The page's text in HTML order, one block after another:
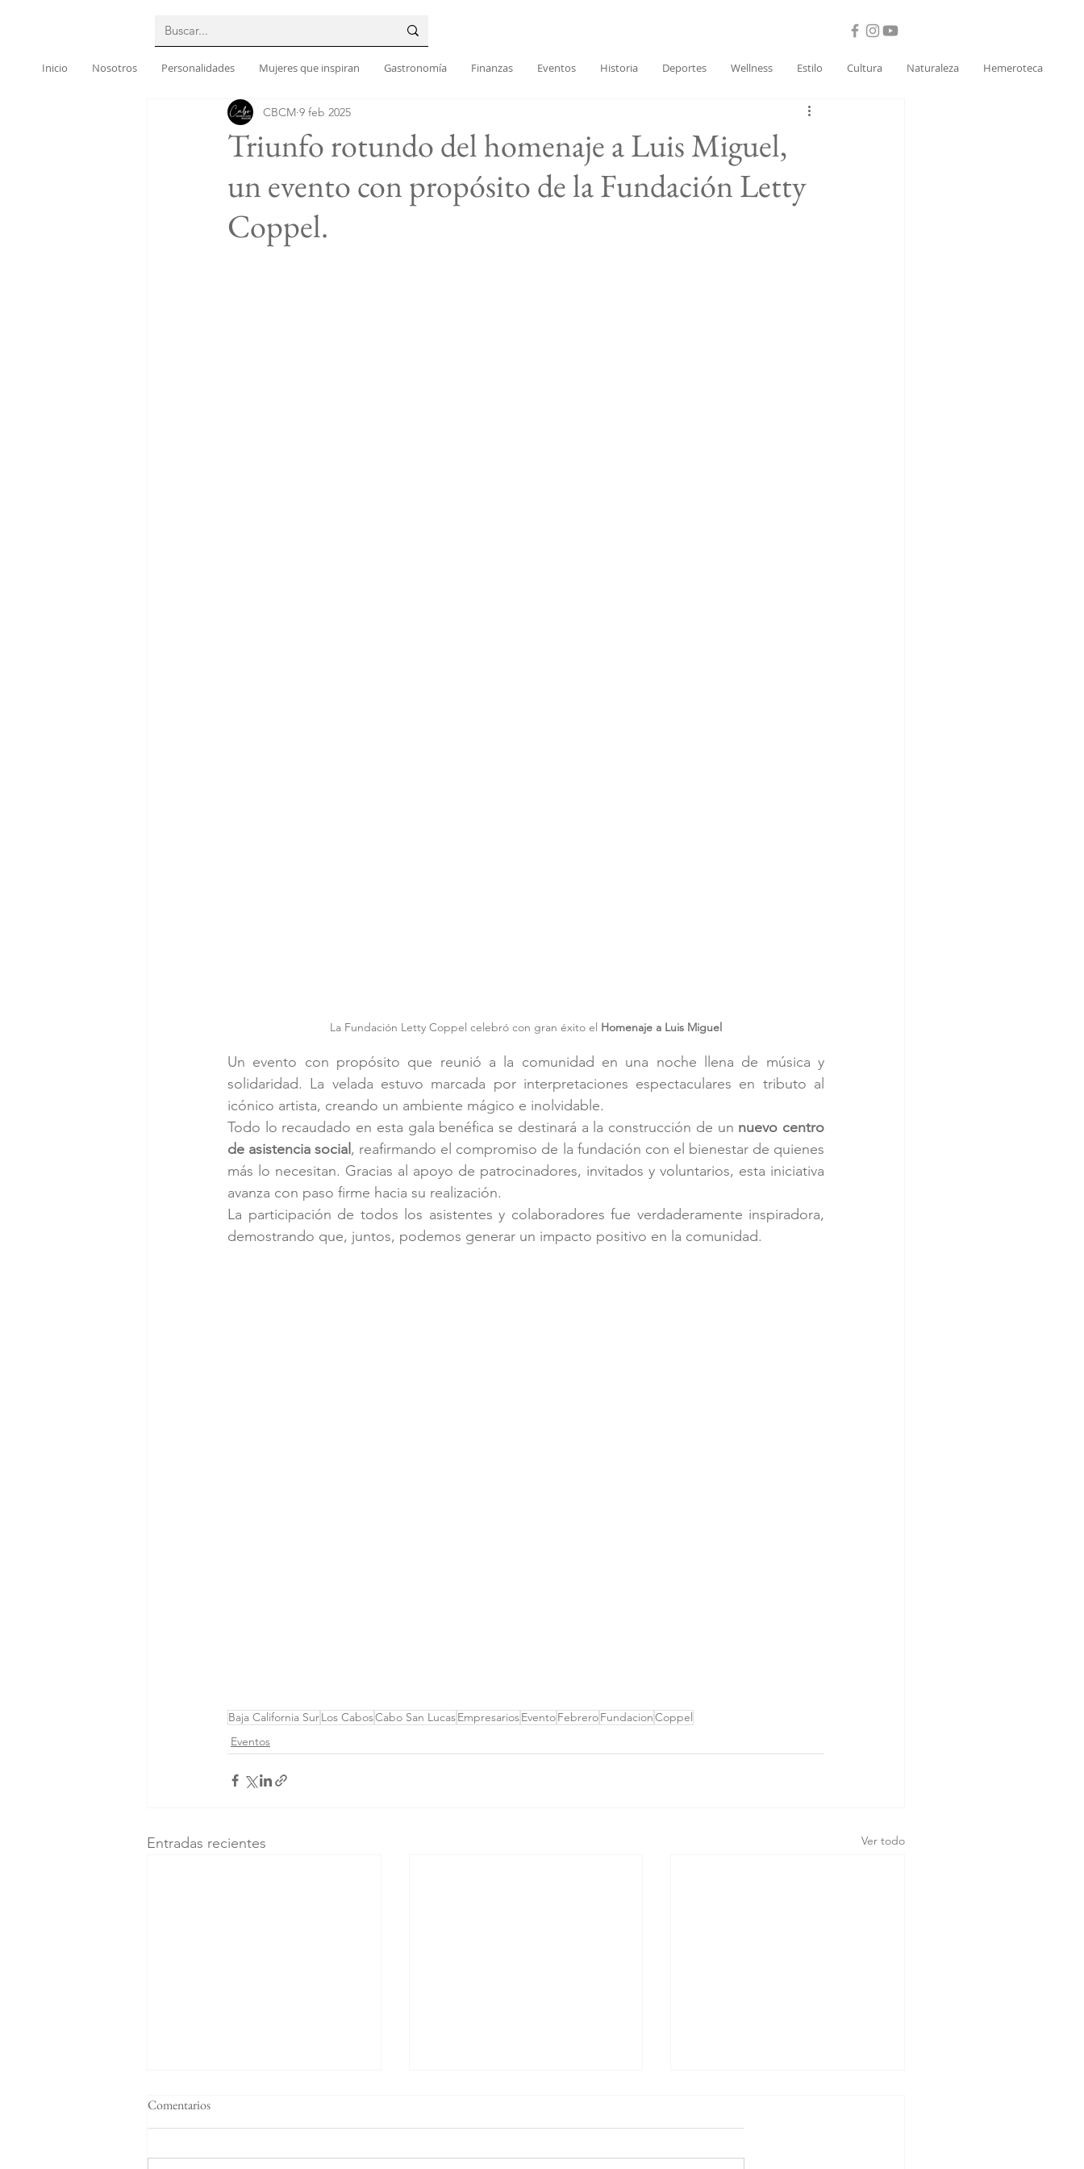
Inicio Nosotros Personalidades Mujeres que inspiran Gastronomía Finanzas Eventos Historia Deportes Wellness Estilo Cultura Naturaleza Hemeroteca
Triunfo rotundo del homenaje a Luis Miguel,
un evento con propósito de la Fundación Letty
Coppel.
CBCM 9 feb 2025
La Fundación Letty Coppel celebró con gran éxito el Homenaje a Luis Miguel
Un evento con propósito que reunió a la comunidad en una noche llena de música y
solidaridad. La velada estuvo marcada por interpretaciones espectaculares en tributo al
icónico artista, creando un ambiente mágico e inolvidable.
Todo lo recaudado en esta gala benéfica se destinará a la construcción de un nuevo centro
de asistencia social , reafirmando el compromiso de la fundación con el bienestar de quienes
más lo necesitan. Gracias al apoyo de patrocinadores, invitados y voluntarios, esta iniciativa
avanza con paso firme hacia su realización.
La participación de todos los asistentes y colaboradores fue verdaderamente inspiradora,
demostrando que, juntos, podemos generar un impacto positivo en la comunidad.
Baja California SurLos CabosCabo San LucasEmpresariosEventoFebreroFundacionCoppel
Eventos
Entradas recientes Ver todo
Comentarios